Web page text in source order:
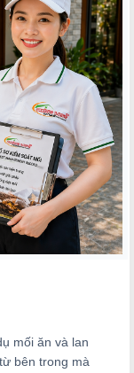
mối ăn và lan
bên trong mà